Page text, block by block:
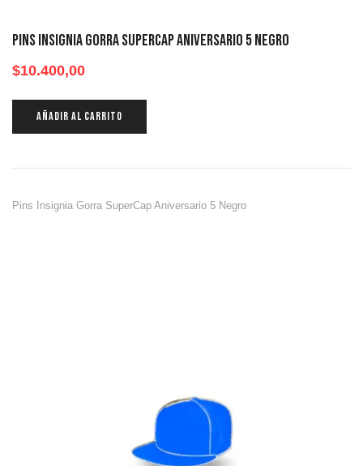
Pins Insignia Gorra SuperCap Aniversario 5 Negro
$10.400,00
AÑADIR AL CARRITO
Pins Insignia Gorra SuperCap Aniversario 5 Negro